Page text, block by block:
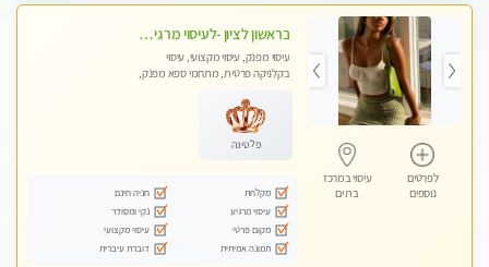
לפרטים
נוספים
עיסוי במרכז
בת ים
בראשון לציון -לעיסוי מרגיע ומפנק VIP-מומלץ לחלוטין! פרטי! ​​​​​​ Highly recommended
עיסוי מפנק, עיסוי מקצועי, עיסוי
בקלניקה פרטית, מתחמי ספא מפנק,
פלטינה
מקלחת
חניה חינם
עיסוי מרגיע
נקי ומסודר
מקום פרטי
עיסוי מקצועי
תמונה אמיתית
דוברת עיברית